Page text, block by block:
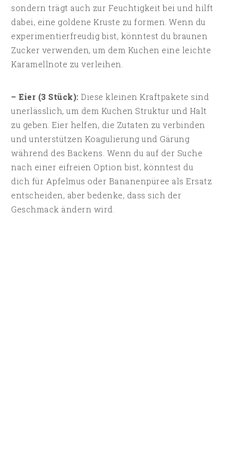
sondern trägt auch zur Feuchtigkeit bei und hilft
dabei, eine goldene Kruste zu formen. Wenn du
experimentierfreudig bist, könntest du braunen
Zucker verwenden, um dem Kuchen eine leichte
Karamellnote zu verleihen.
– Eier (3 Stück):Diese kleinen Kraftpakete sind
unerlässlich, um dem Kuchen Struktur und Halt
zu geben. Eier helfen, die Zutaten zu verbinden
und unterstützen Koagulierung und Gärung
während des Backens. Wenn du auf der Suche
nach einer eifreien Option bist, könntest du
dich für Apfelmus oder Bananenpüree als Ersatz
entscheiden, aber bedenke, dass sich der
Geschmack ändern wird.